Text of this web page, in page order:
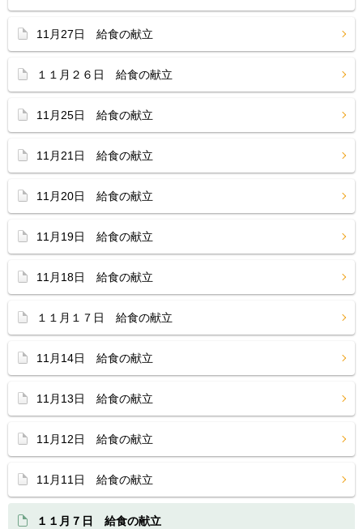
11月27日 給食の献立
１１月２６日 給食の献立
11月25日 給食の献立
11月21日 給食の献立
11月20日 給食の献立
11月19日 給食の献立
11月18日 給食の献立
１１月１７日 給食の献立
11月14日 給食の献立
11月13日 給食の献立
11月12日 給食の献立
11月11日 給食の献立
１１月７日 給食の献立